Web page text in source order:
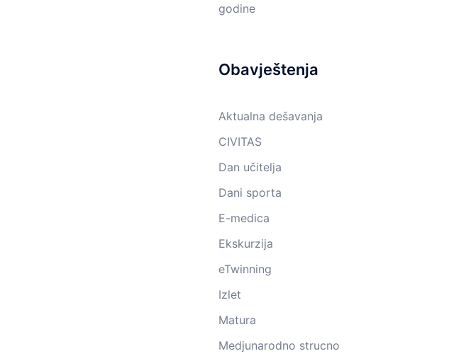
godine
Obavještenja
Aktualna dešavanja
CIVITAS
Dan učitelja
Dani sporta
E-medica
Ekskurzija
eTwinning
Izlet
Matura
Medjunarodno strucno